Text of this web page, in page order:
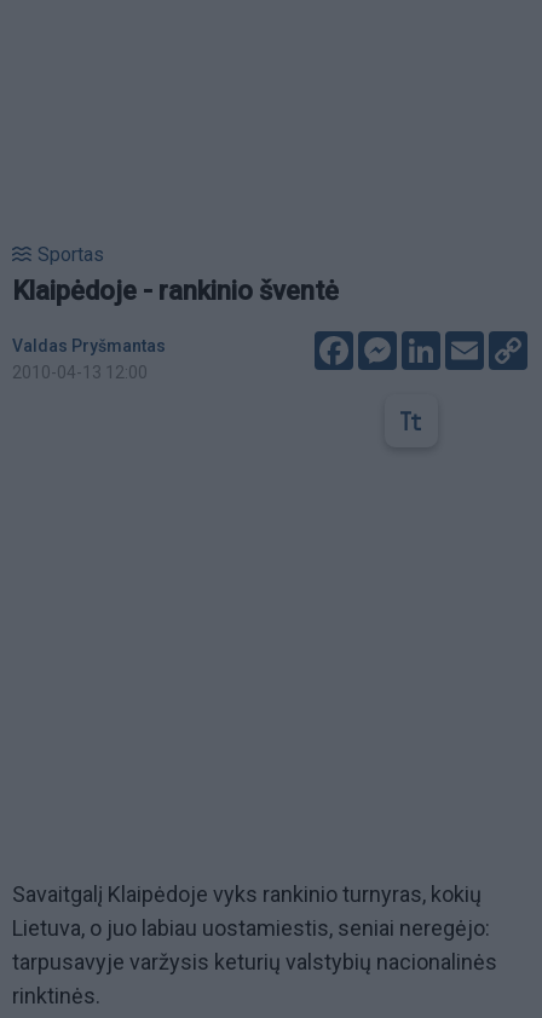
Sportas
Klaipėdoje - rankinio šventė
Valdas Pryšmantas
2010-04-13 12:00
FacebookMessenger
LinkedIn
Email
Savaitgalį Klaipėdoje vyks rankinio turnyras, kokių
Lietuva, o juo labiau uostamiestis, seniai neregėjo:
tarpusavyje varžysis keturių valstybių nacionalinės
rinktinės.